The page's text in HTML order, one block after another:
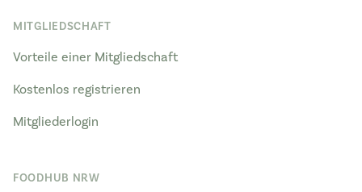
MITGLIEDSCHAFT
Vorteile einer Mitgliedschaft
Kostenlos registrieren
Mitgliederlogin
FOODHUB NRW